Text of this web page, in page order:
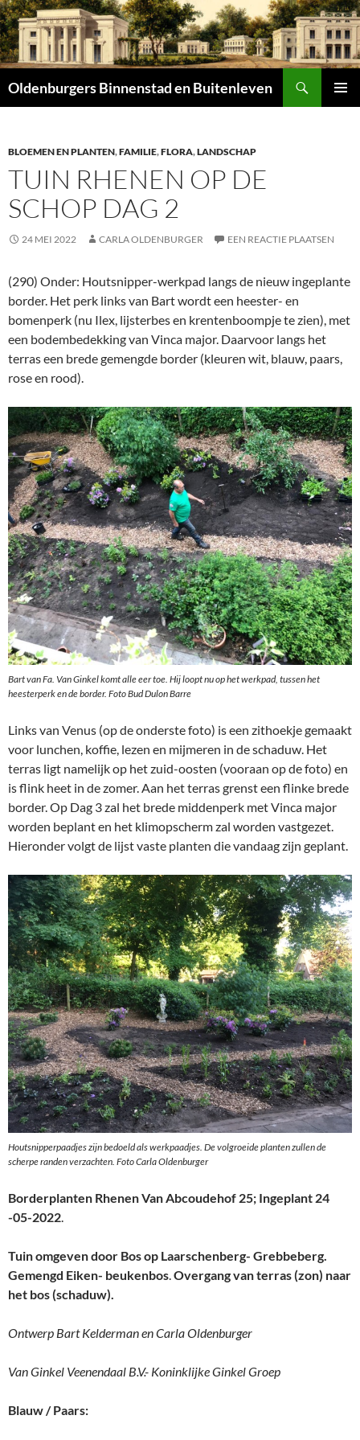
Oldenburgers Binnenstad en Buitenleven
BLOEMEN EN PLANTEN,FAMILIE,FLORA,LANDSCHAP
TUIN RHENEN OP DE
SCHOP DAG 2
24 MEI 2022 CARLA OLDENBURGER EEN REACTIE PLAATSEN
(290) Onder: Houtsnipper-werkpad langs de nieuw ingeplante
border. Het perk links van Bart wordt een heester- en
bomenperk (nu Ilex, lijsterbes en krentenboompje te zien), met
een bodembedekking van Vinca major. Daarvoor langs het
terras een brede gemengde border (kleuren wit, blauw, paars,
rose en rood).
Bart van Fa. Van Ginkel komt alle eer toe. Hij loopt nu op het werkpad, tussen het
heesterperk en de border. Foto Bud Dulon Barre
Links van Venus (op de onderste foto) is een zithoekje gemaakt
voor lunchen, koffie, lezen en mijmeren in de schaduw. Het
terras ligt namelijk op het zuid-oosten (vooraan op de foto) en
is flink heet in de zomer. Aan het terras grenst een flinke brede
border. Op Dag 3 zal het brede middenperk met Vinca major
worden beplant en het klimopscherm zal worden vastgezet.
Hieronder volgt de lijst vaste planten die vandaag zijn geplant.
Houtsnipperpaadjes zijn bedoeld als werkpaadjes. De volgroeide planten zullen de
scherpe randen verzachten. Foto Carla Oldenburger
Borderplanten Rhenen Van Abcoudehof 25; Ingeplant 24
-05-2022.
Tuin omgeven door Bos op Laarschenberg- Grebbeberg.
Gemengd Eiken- beukenbos.Overgang van terras (zon) naar
het bos (schaduw).
Ontwerp Bart Kelderman en Carla Oldenburger
Van Ginkel Veenendaal B.V.- Koninklijke Ginkel Groep
Blauw / Paars: